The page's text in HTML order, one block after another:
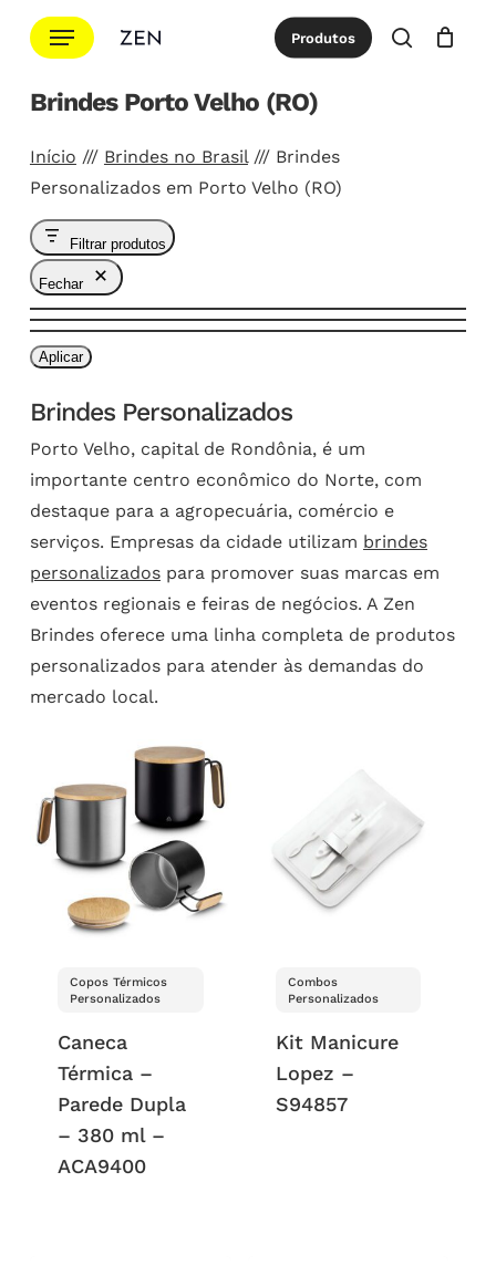
para
conteúdo
Menu Produtos
procurar
Cotação Close
Brindes Porto Velho (RO)
Início /// Brindes no Brasil/// Brindes
Personalizados em Porto Velho (RO)
Filtrar produtos
Fechar
Aplicar
Brindes Personalizados
Porto Velho, capital de Rondônia, é um
importante centro econômico do Norte, com
destaque para a agropecuária, comércio e
serviços. Empresas da cidade utilizam brindes
personalizados para promover suas marcas em
eventos regionais e feiras de negócios. A Zen
Brindes oferece uma linha completa de produtos
personalizados para atender às demandas do
mercado local.
Copos Térmicos
Personalizados
Caneca
Térmica –
Parede Dupla
– 380 ml –
ACA9400
Combos
Personalizados
Kit Manicure
Lopez –
S94857